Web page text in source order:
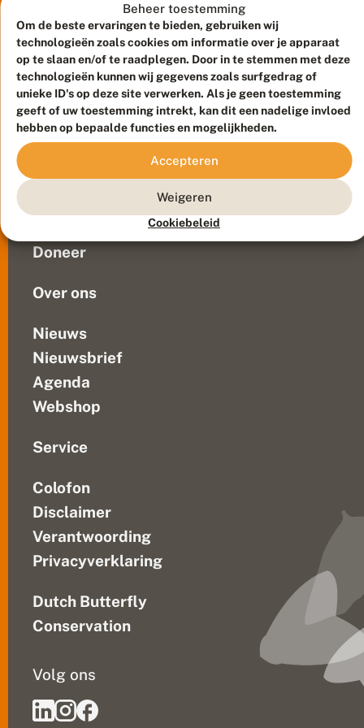
Beheer toestemming
Om de beste ervaringen te bieden, gebruiken wij
technologieën zoals cookies om informatie over je apparaat
op te slaan en/of te raadplegen. Door in te stemmen met deze
technologieën kunnen wij gegevens zoals surfgedrag of
unieke ID's op deze site verwerken. Als je geen toestemming
geeft of uw toestemming intrekt, kan dit een nadelige invloed
hebben op bepaalde functies en mogelijkheden.
Accepteren
Weigeren
Cookiebeleid
t
v
o
o
r
n
a
j
a
r
s
p
i
k
project
BIMAG,
waarbinnen
nachtvlinders
worden
geteld
in
het
agrarisch
gebied.
In
2025
zijn
Contact
Veelgestelde vragen
Doneer
Over ons
Nieuws
Nieuwsbrief
Agenda
Webshop
Service
Colofon
Disclaimer
Verantwoording
Privacyverklaring
Dutch Butterfly
Conservation
Volg ons
Meld waarnemingen
© 2026 Vlinderstichting
Duurzaam ontwikkeld doorGo2People, ontworpen door
Blue Field Agency
Privacy
Disclaimer
Sitemap